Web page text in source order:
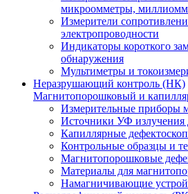
микроомметры,
Измерители
электропроводности
Индикаторы короткого
обнаружения
Мультиметры и
Неразрушающий контроль (НК)
Магнитопорошковый и
Измерительные приборы
Источники УФ
Капиллярные
Контрольные образцы и
Магнитопорошковые
Материалы для
Намагничивающие